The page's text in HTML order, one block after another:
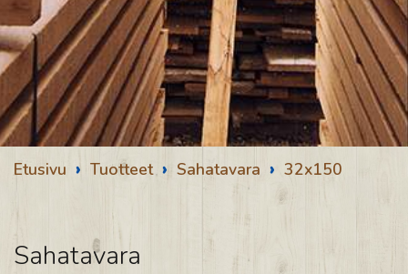
Etusivu › Tuotteet › Sahatavara › 32x150
Sahatavara